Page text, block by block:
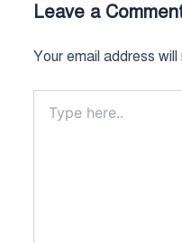
Leave a
Your email address
here..